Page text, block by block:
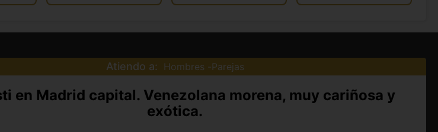
Atiendo a: Hombres Parejas
en Madrid capital. Venezolana morena, muy cariñosa y
exótica.